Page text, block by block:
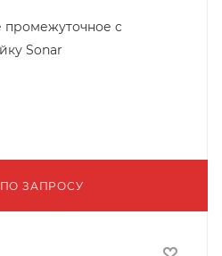
промежуточное c
Sonar
ЗАПРОСУ